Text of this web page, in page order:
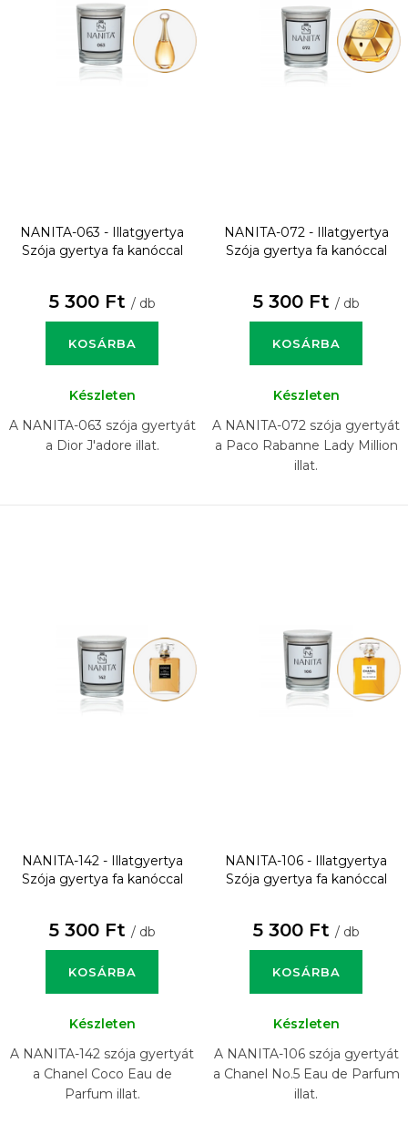
NANITA-063 - Illatgyertya
Szója gyertya fa kanóccal
5 300 Ft / db
KOSÁRBA
Készleten
A NANITA-063 szója gyertyát
a Dior J'adore illat.
NANITA-072 - Illatgyertya
Szója gyertya fa kanóccal
5 300 Ft / db
KOSÁRBA
Készleten
A NANITA-072 szója gyertyát
a Paco Rabanne Lady Million
illat.
NANITA-142 - Illatgyertya
Szója gyertya fa kanóccal
5 300 Ft / db
KOSÁRBA
Készleten
A NANITA-142 szója gyertyát
a Chanel Coco Eau de
Parfum illat.
NANITA-106 - Illatgyertya
Szója gyertya fa kanóccal
5 300 Ft / db
KOSÁRBA
Készleten
A NANITA-106 szója gyertyát
a Chanel No.5 Eau de Parfum
illat.